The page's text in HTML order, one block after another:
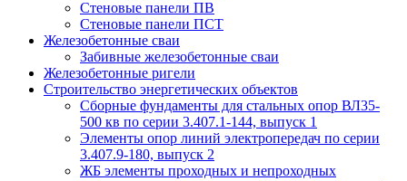
Стеновые панели ПВ
Стеновые панели ПСТ
Железобетонные сваи
Забивные железобетонные сваи
Железобетонные ригели
Строительство энергетических объектов
Сборные фундаменты для стальных опор ВЛ35-
500 кв по серии 3.407.1-144, выпуск 1
Элементы опор линий электропередач по серии
3.407.9-180, выпуск 2
ЖБ элементы проходных и непроходных